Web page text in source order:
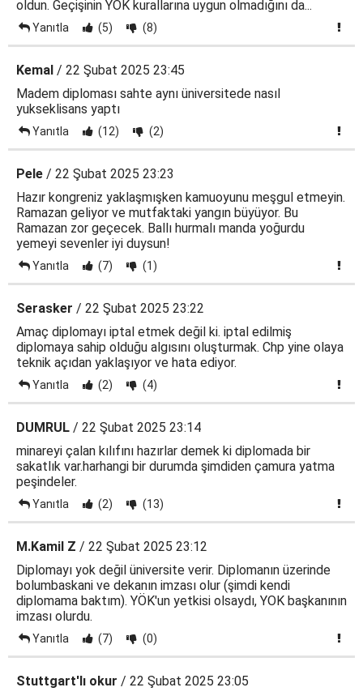
oldun. Geçişinin YÖK kurallarına uygun olmadığını da...
Yanıtla (5) (8)
Kemal / 22 Şubat 2025 23:45
Madem diploması sahte aynı üniversitede nasıl
yukseklisans yaptı
Yanıtla (12) (2)
Pele / 22 Şubat 2025 23:23
Hazır kongreniz yaklaşmışken kamuoyunu meşgul etmeyin.
Ramazan geliyor ve mutfaktaki yangın büyüyor. Bu
Ramazan zor geçecek. Ballı hurmalı manda yoğurdu
yemeyi sevenler iyi duysun!
Yanıtla (7) (1)
Serasker / 22 Şubat 2025 23:22
Amaç diplomayı iptal etmek değil ki. iptal edilmiş
diplomaya sahip olduğu algısını oluşturmak. Chp yine olaya
teknik açıdan yaklaşıyor ve hata ediyor.
Yanıtla (2) (4)
DUMRUL / 22 Şubat 2025 23:14
minareyi çalan kılıfını hazırlar demek ki diplomada bir
sakatlık var.harhangi bir durumda şimdiden çamura yatma
peşindeler.
Yanıtla (2) (13)
M.Kamil Z / 22 Şubat 2025 23:12
Diplomayı yok değil üniversite verir. Diplomanın üzerinde
bolumbaskani ve dekanın imzası olur (şimdi kendi
diplomama baktım). YÖK'un yetkisi olsaydı, YOK başkanının
imzası olurdu.
Yanıtla (7) (0)
Stuttgart'lı okur / 22 Şubat 2025 23:05